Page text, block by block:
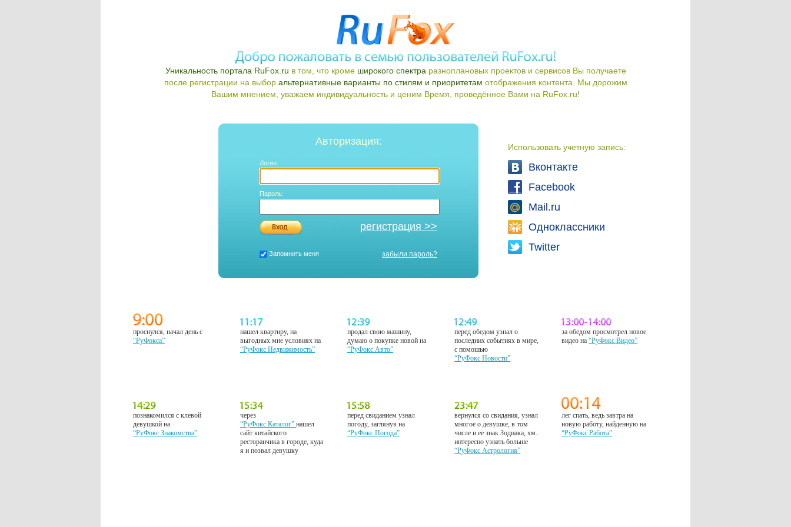
Уникальность портала RuFox.ru в том, что кроме широкого спектра разноплановых проектов и сервисов Вы получаете
после регистрации на выбор альтернативные варианты по стилям и приоритетам отображения контента. Мы дорожим
Вашим мнением, уважаем индивидуальность и ценим Время, проведённое Вами на RuFox.ru!
Использовать учетную запись:
Вконтакте
Facebook
Mail.ru
Одноклассники
Twitter
Авторизация:
Логин:
Пароль:
регистрация >>
Запомнить меня забыли пароль?
проснулся, начал день с
“РуФокса”
нашел квартиру, на
выгодных мне условиях на
“РуФокс Недвижимость”
продал свою машину,
думаю о покупке новой на
“РуФокс Авто”
перед обедом узнал о
последних событиях в мире,
с помошью
“РуФокс Новости”
за обедом просмотрел новое
видео на“РуФокс Видео”
познакомился с клевой
девушкой на
“РуФокс Знакомства”
через
“РуФокс Каталог”нашел
сайт китайского
ресторанчика в городе, куда
я и позвал девушку
перед свиданием узнал
погоду, заглянув на
“РуФокс Погода”
вернулся со свидания, узнал
многое о девушке, в том
числе и ее знак Зодиака, хм..
интересно узнать больше
“РуФокс Астрология”
лег спать, ведь завтра на
новую работу, найденную на
“РуФокс Работа”